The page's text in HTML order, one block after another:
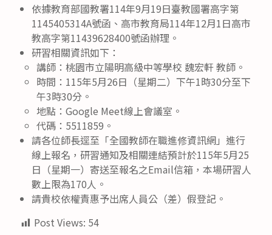
依據教育部國教署114年9月19日臺教國署高字第
1145405314A號函、高市教育局114年12月1日高市
教高字第11439628400號函辦理。
研習相關資訊如下：
講師：桃園市立陽明高級中等學校 魏宏軒 教師。
時間：115年5月26日（星期二）下午1時30分至下
午3時30分。
地點：Google Meet線上會議室。
代碼：5511859。
請各位師長逕至「全國教師在職進修資訊網」進行
線上報名，研習通知及相關連結預計於115年5月25
日（星期一）寄送至報名之Email信箱，本場研習人
數上限為170人。
請貴校依權責惠予出席人員公（差）假登記。
Post Views: 54